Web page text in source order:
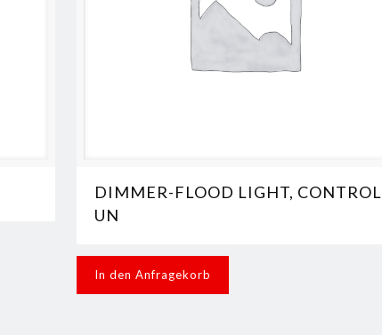
DIMMER-FLOOD LIGHT, CONTROL
UN
In den Anfragekorb